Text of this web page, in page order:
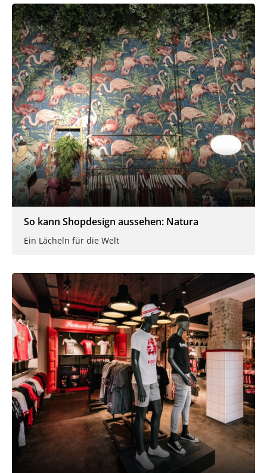
So kann Shopdesign aussehen: Natura
Ein Lächeln für die Welt